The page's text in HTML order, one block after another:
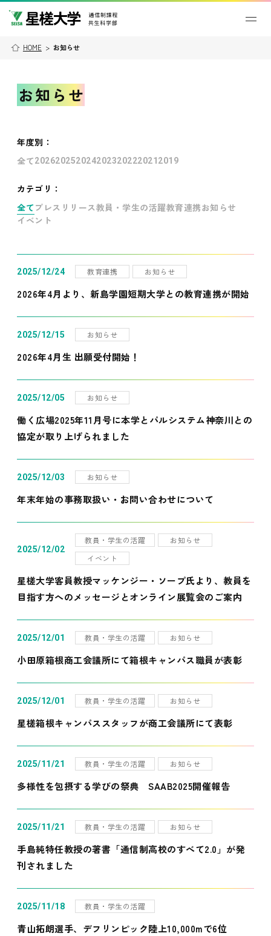
HOME > お知らせ
お知らせ
年度別 ：
全て202620252024202320222021 2019
カテゴリ：
全て プレスリリース教員・学生の活躍教育連携お知らせ
イベント
2025/12/24 教育連携 お知らせ
2026年4月より、新島学園短期大学との教育連携が開始
2025/12/15 お知らせ
2026年4月生 出願受付開始！
2025/12/05 お知らせ
働く広場2025年11月号に本学とパルシステム神奈川との
協定が取り上げられました
2025/12/03 お知らせ
年末年始の事務取扱い・お問い合わせについて
2025/12/02
教員・学生の活躍
お知らせ
イベント
星槎大学客員教授マッケンジー・ソープ氏より、教員を
目指す方へのメッセージとオンライン展覧会のご案内
2025/12/01 教員・学生の活躍 お知らせ
小田原箱根商工会議所にて箱根キャンパス職員が表彰
2025/12/01 教員・学生の活躍 お知らせ
星槎箱根キャンパススタッフが商工会議所にて表彰
2025/11/21 教員・学生の活躍 お知らせ
多様性を包摂する学びの祭典 SAAB2025開催報告
2025/11/21 教員・学生の活躍 お知らせ
手島純特任教授の著書「通信制高校のすべて2.0」が発
刊されました
2025/11/18 教員・学生の活躍
青山拓朗選手、デフリンピック陸上10,000mで6位